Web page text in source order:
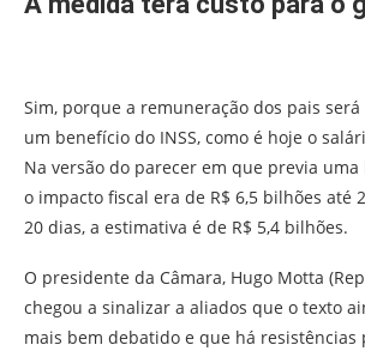
Sim, porque a remuneração dos pais
um benefício do INSS, como é hoje o
Na versão do parecer em que previa uma
o impacto fiscal era de R$ 6,5 bilhões até
20 dias, a estimativa é de R$ 5,4 bilhões.
O presidente da Câmara, Hugo Motta
chegou a sinalizar a aliados que o texto
mais bem debatido e que há resistências